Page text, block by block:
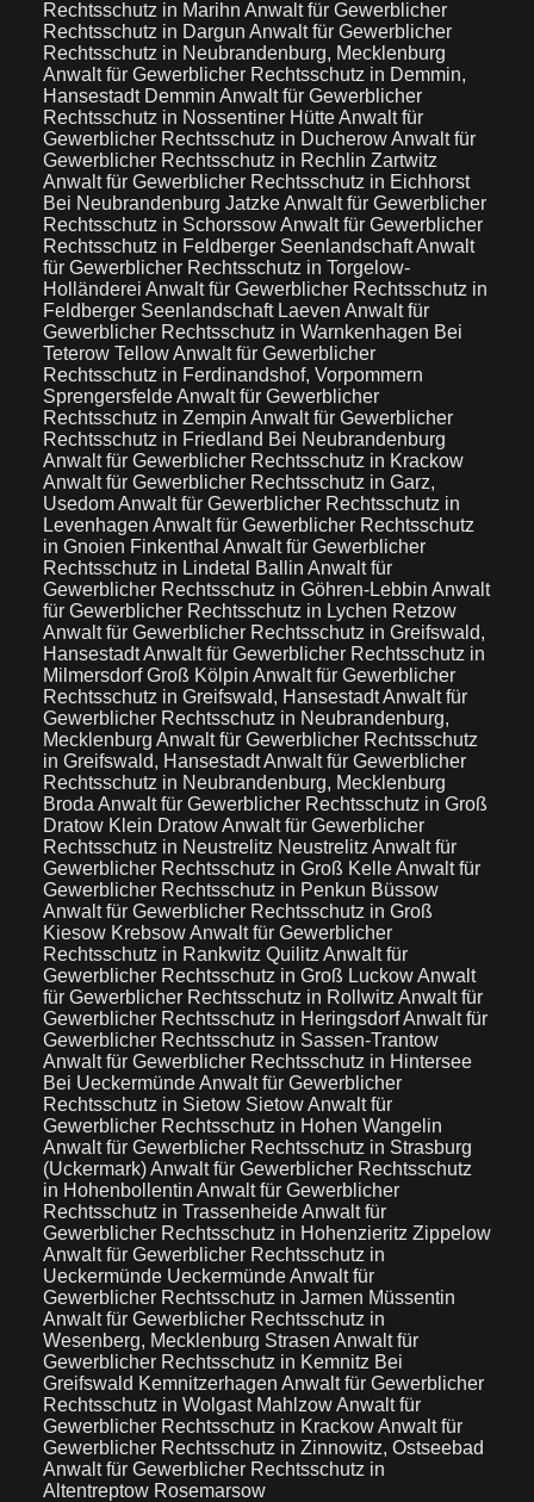
Rechtsschutz in Marihn Anwalt für Gewerblicher
Rechtsschutz in Dargun Anwalt für Gewerblicher
Rechtsschutz in Neubrandenburg, Mecklenburg
Anwalt für Gewerblicher Rechtsschutz in Demmin,
Hansestadt Demmin Anwalt für Gewerblicher
Rechtsschutz in Nossentiner HütteAnwalt für
Gewerblicher Rechtsschutz in DucherowAnwalt für
Gewerblicher Rechtsschutz in Rechlin Zartwitz
Anwalt für Gewerblicher Rechtsschutz in Eichhorst
Bei Neubrandenburg JatzkeAnwalt für Gewerblicher
Rechtsschutz in SchorssowAnwalt für Gewerblicher
Rechtsschutz in Feldberger SeenlandschaftAnwalt
für Gewerblicher Rechtsschutz in Torgelow-
Holländerei Anwalt für Gewerblicher Rechtsschutz in
Feldberger Seenlandschaft Laeven Anwalt für
Gewerblicher Rechtsschutz in Warnkenhagen Bei
Teterow TellowAnwalt für Gewerblicher
Rechtsschutz in Ferdinandshof, Vorpommern
SprengersfeldeAnwalt für Gewerblicher
Rechtsschutz in Zempin Anwalt für Gewerblicher
Rechtsschutz in Friedland Bei Neubrandenburg
Anwalt für Gewerblicher Rechtsschutz in Krackow
Anwalt für Gewerblicher Rechtsschutz in Garz,
UsedomAnwalt für Gewerblicher Rechtsschutz in
Levenhagen Anwalt für Gewerblicher Rechtsschutz
in Gnoien Finkenthal Anwalt für Gewerblicher
Rechtsschutz in Lindetal Ballin Anwalt für
Gewerblicher Rechtsschutz in Göhren-Lebbin Anwalt
für Gewerblicher Rechtsschutz in Lychen Retzow
Anwalt für Gewerblicher Rechtsschutz in Greifswald,
HansestadtAnwalt für Gewerblicher Rechtsschutz in
Milmersdorf Groß Kölpin Anwalt für Gewerblicher
Rechtsschutz in Greifswald, HansestadtAnwalt für
Gewerblicher Rechtsschutz in Neubrandenburg,
Mecklenburg Anwalt für Gewerblicher Rechtsschutz
in Greifswald, HansestadtAnwalt für Gewerblicher
Rechtsschutz in Neubrandenburg, Mecklenburg
Broda Anwalt für Gewerblicher Rechtsschutz in Groß
Dratow Klein DratowAnwalt für Gewerblicher
Rechtsschutz in Neustrelitz Neustrelitz Anwalt für
Gewerblicher Rechtsschutz in Groß KelleAnwalt für
Gewerblicher Rechtsschutz in Penkun Büssow
Anwalt für Gewerblicher Rechtsschutz in Groß
Kiesow KrebsowAnwalt für Gewerblicher
Rechtsschutz in Rankwitz Quilitz Anwalt für
Gewerblicher Rechtsschutz in Groß LuckowAnwalt
für Gewerblicher Rechtsschutz in Rollwitz Anwalt für
Gewerblicher Rechtsschutz in HeringsdorfAnwalt für
Gewerblicher Rechtsschutz in Sassen-Trantow
Anwalt für Gewerblicher Rechtsschutz in Hintersee
Bei UeckermündeAnwalt für Gewerblicher
Rechtsschutz in Sietow SietowAnwalt für
Gewerblicher Rechtsschutz in Hohen Wangelin
Anwalt für Gewerblicher Rechtsschutz in Strasburg
(Uckermark)Anwalt für Gewerblicher Rechtsschutz
in Hohenbollentin Anwalt für Gewerblicher
Rechtsschutz in TrassenheideAnwalt für
Gewerblicher Rechtsschutz in Hohenzieritz Zippelow
Anwalt für Gewerblicher Rechtsschutz in
Ueckermünde UeckermündeAnwalt für
Gewerblicher Rechtsschutz in Jarmen Müssentin
Anwalt für Gewerblicher Rechtsschutz in
Wesenberg, Mecklenburg Strasen Anwalt für
Gewerblicher Rechtsschutz in Kemnitz Bei
Greifswald Kemnitzerhagen Anwalt für Gewerblicher
Rechtsschutz in Wolgast MahlzowAnwalt für
Gewerblicher Rechtsschutz in KrackowAnwalt für
Gewerblicher Rechtsschutz in Zinnowitz, Ostseebad
Anwalt für Gewerblicher Rechtsschutz in
Altentreptow Rosemarsow